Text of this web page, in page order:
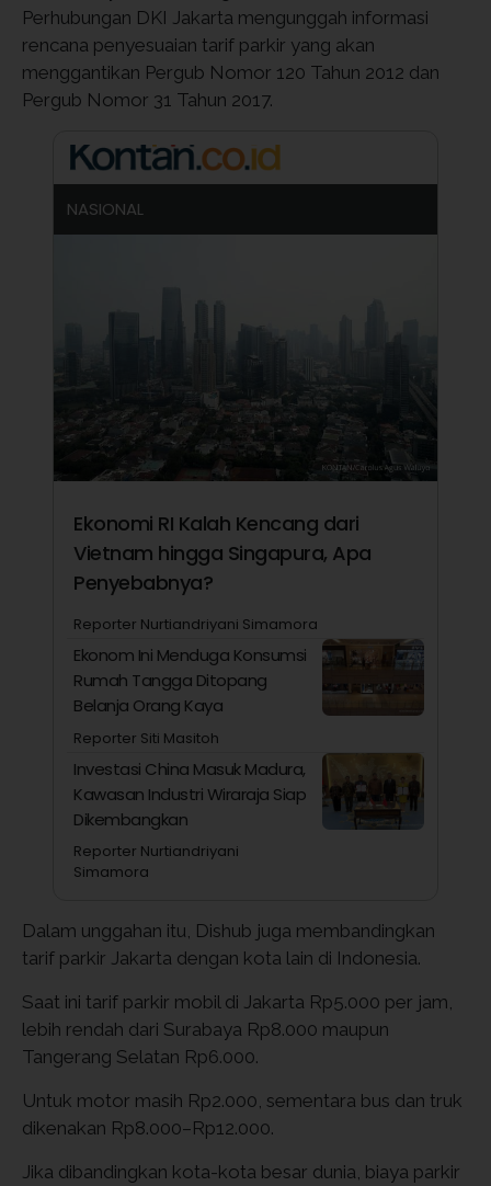
Perhubungan DKI Jakarta mengunggah informasi
rencana penyesuaian tarif parkir yang akan
menggantikan Pergub Nomor 120 Tahun 2012 dan
Pergub Nomor 31 Tahun 2017.
NASIONAL
Ekonomi RI Kalah Kencang dari
Vietnam hingga Singapura, Apa
Penyebabnya?
Reporter Nurtiandriyani Simamora
Ekonom Ini Menduga Konsumsi
Rumah Tangga Ditopang
Belanja Orang Kaya
Reporter Siti Masitoh
Investasi China Masuk Madura,
Kawasan Industri Wiraraja Siap
Dikembangkan
Reporter Nurtiandriyani
Simamora
Dalam unggahan itu, Dishub juga membandingkan
tarif parkir Jakarta dengan kota lain di Indonesia.
Saat ini tarif parkir mobil di Jakarta Rp5.000 per jam,
lebih rendah dari Surabaya Rp8.000 maupun
Tangerang Selatan Rp6.000.
Untuk motor masih Rp2.000, sementara bus dan truk
dikenakan Rp8.000–Rp12.000.
Jika dibandingkan kota-kota besar dunia, biaya parkir